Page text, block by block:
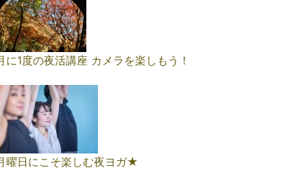
に1度の夜活講座 カメラを楽しもう！
曜日にこそ楽しむ夜ヨガ★